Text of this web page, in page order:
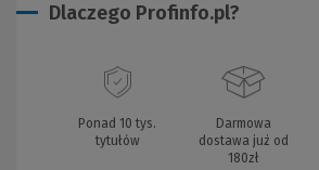
Dlaczego Profinfo.pl?
Ponad 10 tys.
tytułów
Darmowa
dostawa już od
180zł